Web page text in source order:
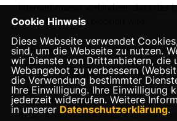
Internetbrowser verhindern, dass das
Facebook-Plug-in blockiert wird.
Weitergehende Informationen über die
Nutzung von Daten sowie Ihre
Schutzmöglichkeiten hält Facebook in
https://www.facebook.com/policy.php
Datenschutzhinweisen bereit. Wenn
dass Facebook den Besuch unserer
Cookie Hinweis
Diese Webseite verwendet
sind, um die Webseite zu nutzen.
wir Dienste von Drittanbietern, die
Webangebot zu verbessern
die Verwendung bestimmter
Ihre Einwilligung. Ihre Einwilligung
jederzeit widerrufen. Weitere
in unserer Datenschutzerklärung.